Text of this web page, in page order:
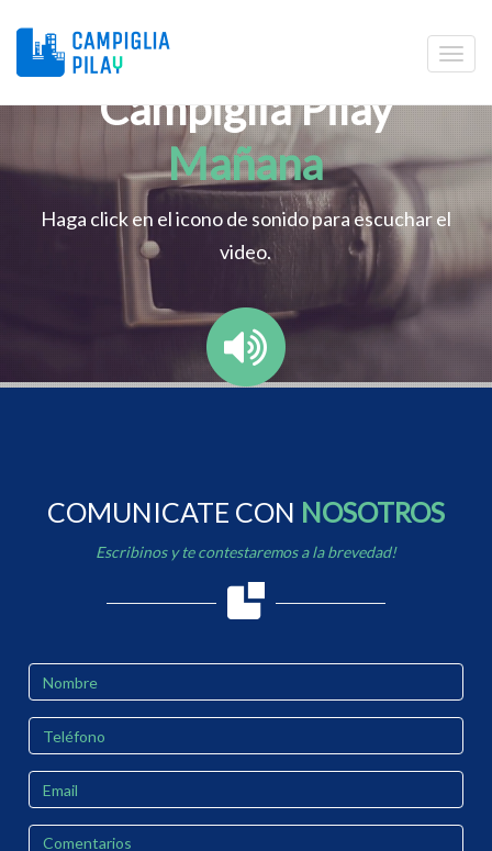
Campiglia Pilay
Mañana
Haga click en el icono de sonido para escuchar el
video.
COMUNICATE CON NOSOTROS
Escribinos y te contestaremos a la brevedad!